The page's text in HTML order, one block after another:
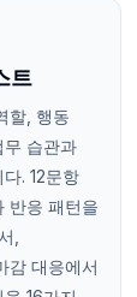
트
할, 행동
무 습관과
. 12문항
반응 패턴을
,
감 대응에서